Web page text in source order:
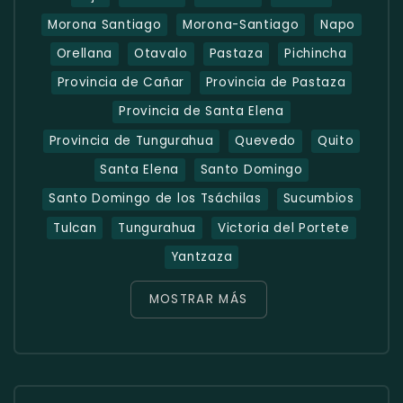
Morona Santiago
Morona-Santiago
Napo
Orellana
Otavalo Pastaza
Pichincha
Provincia de Cañar
Provincia de Pastaza
Provincia de Santa Elena
Provincia de Tungurahua
Quevedo
Quito
Santa Elena
Santo Domingo
Santo Domingo de los Tsáchilas
Sucumbios
Tulcan
Tungurahua
Victoria del Portete
Yantzaza
MOSTRAR MÁS